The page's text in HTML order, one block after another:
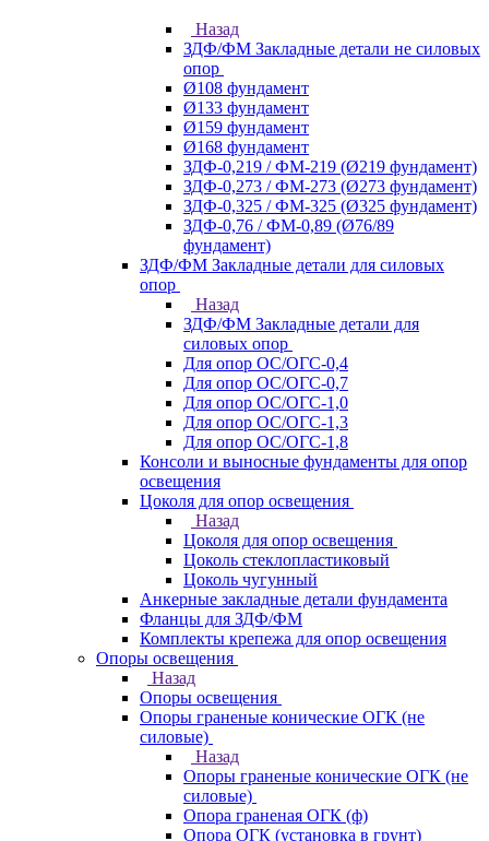
Назад
ЗДФ/ФМ Закладные детали не силовых
опор
Ø108 фундамент
Ø133 фундамент
Ø159 фундамент
Ø168 фундамент
ЗДФ-0,219 / ФМ-219 (Ø219 фундамент)
ЗДФ-0,273 / ФМ-273 (Ø273 фундамент)
ЗДФ-0,325 / ФМ-325 (Ø325 фундамент)
ЗДФ-0,76 / ФМ-0,89 (Ø76/89
фундамент)
ЗДФ/ФМ Закладные детали для силовых
опор
Назад
ЗДФ/ФМ Закладные детали для
силовых опор
Для опор ОС/ОГС-0,4
Для опор ОС/ОГС-0,7
Для опор ОС/ОГС-1,0
Для опор ОС/ОГС-1,3
Для опор ОС/ОГС-1,8
Консоли и выносные фундаменты для опор
освещения
Цоколя для опор освещения
Назад
Цоколя для опор освещения
Цоколь стеклопластиковый
Цоколь чугунный
Анкерные закладные детали фундамента
Фланцы для ЗДФ/ФМ
Комплекты крепежа для опор освещения
Опоры освещения
Назад
Опоры освещения
Опоры граненые конические ОГК (не
силовые)
Назад
Опоры граненые конические ОГК (не
силовые)
Опора граненая ОГК (ф)
Опора ОГК (установка в грунт)